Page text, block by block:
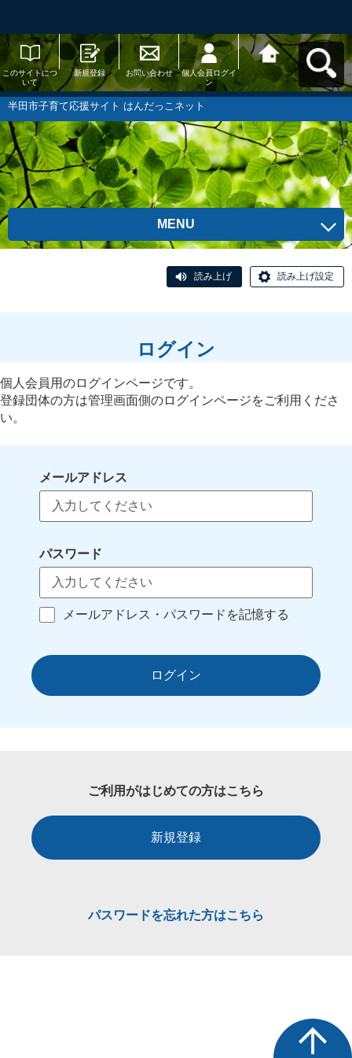
このサイトにつ
いて
新規登録 お問い合わせ
個人会員ログイ
ン
半田市子育て応
援サイト はんだ
っこネットへ戻
半田市子育て応援サイト はんだっこネット
MENU
読み上げ 読み上げ設定
ログイン
個人会員用のログインページです。
登録団体の方は管理画面側のログインページをご利用くださ
い。
メールアドレス
パスワード
メールアドレス・パスワードを記憶する
ログイン
ご利用がはじめての方はこちら
新規登録
パスワードを忘れた方はこちら